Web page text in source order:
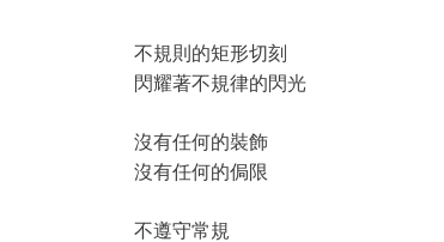
不規則的矩形切刻
閃耀著不規律的閃光
沒有任何的裝飾
沒有任何的侷限
不遵守常規